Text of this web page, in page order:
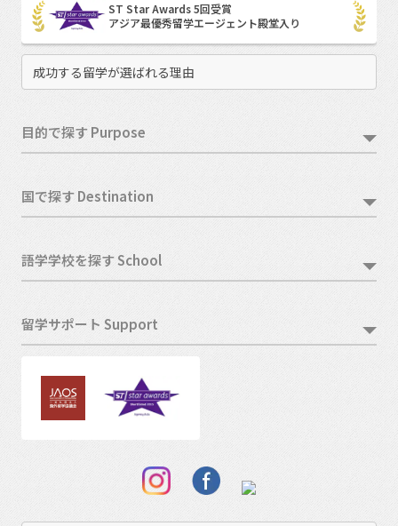
ST Star Awards 5回受賞
アジア最優秀留学エージェント殿堂入り
成功する留学が選ばれる理由
目的で探す Purpose
国で探す Destination
語学学校を探す School
留学サポート Support